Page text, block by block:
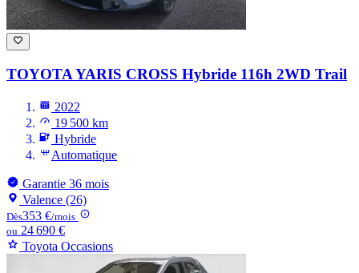
TOYOTA YARIS CROSS Hybride 116h 2WD Trail
2022
19 500 km
Hybride
Automatique
Garantie 36 mois
Valence (26)
Dès353 €/mois
ou 24 690 €
Toyota Occasions